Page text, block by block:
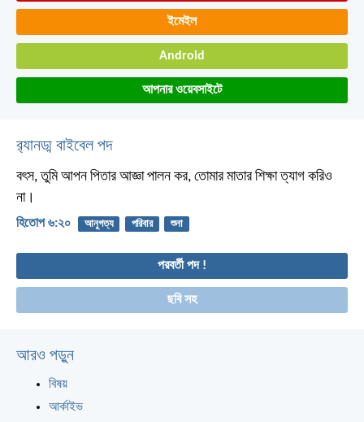
ইমেইল
Android
আপনার ওয়েবসাইটে
র‌্যানড্ম বাইবেল পদ
বৎস, তুমি আপন পিতার আজ্ঞা পালন কর, তোমার মাতার শিক্ষা ত্যাগ করিও
না।
হিতোপ ৬:২০ আনুগত্য পরিবার শুনা
পরবর্তী পদ !
ছবি সহ
আরও পড়ুন
বিষয়
আর্কাইভ